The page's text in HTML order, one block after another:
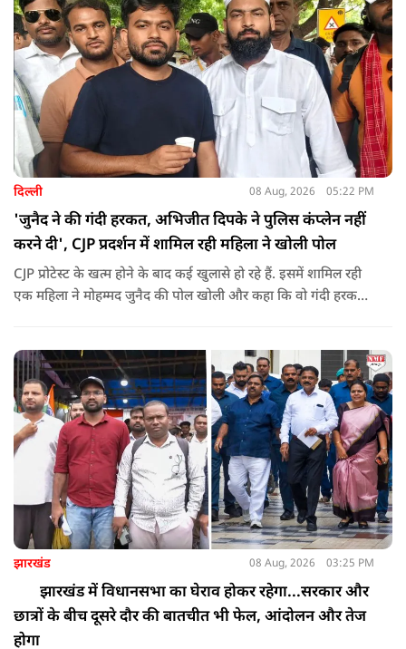
दिल्ली 08 Aug, 2026 05:22 PM
'जुनैद ने की गंदी हरकत, अभिजीत दिपके ने पुलिस कंप्लेन नहीं
करने दी', CJP प्रदर्शन में शामिल रही महिला ने खोली पोल
CJP प्रोटेस्ट के खत्म होने के बाद कई खुलासे हो रहे हैं. इसमें शामिल रही
एक महिला ने मोहम्मद जुनैद की पोल खोली और कहा कि वो गंदी हरकतें
दिया.
झारखंड 08 Aug, 2026 03:25 PM
झारखंड में विधानसभा का घेराव होकर रहेगा...सरकार और
छात्रों के बीच दूसरे दौर की बातचीत भी फेल, आंदोलन और तेज
होगा